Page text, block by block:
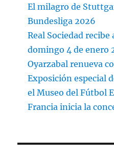
El milagro de
Bundesliga 2026
Real Sociedad
domingo 4 de enero
Oyarzabal renueva
Exposición especial
el Museo del Fútbol
Francia inicia la